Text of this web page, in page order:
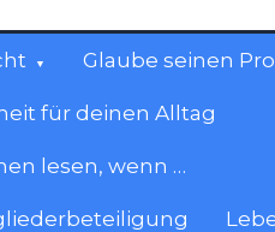
Glaube seinen
für deinen Alltag
lesen, wenn …